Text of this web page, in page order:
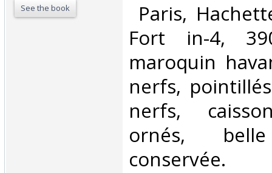
See the book
Paris,
Fort in-4,
maroquin
nerfs,
nerfs,
ornés,
conservée. ‎